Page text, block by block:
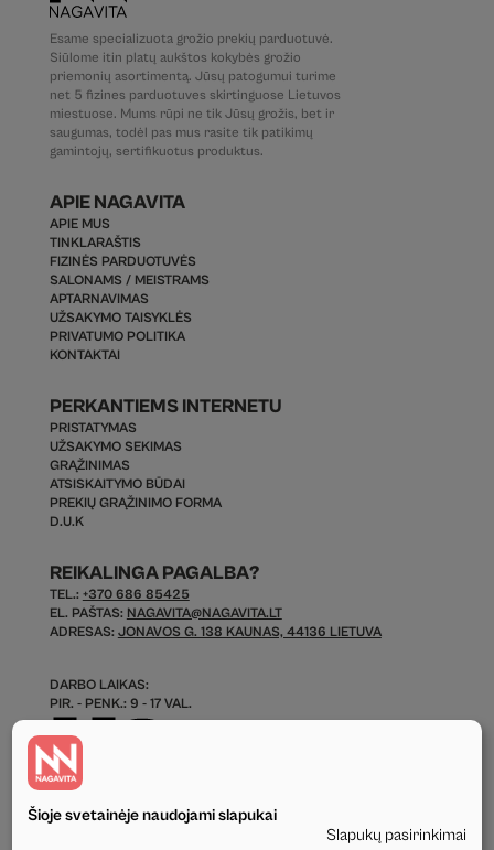
Esame specializuota grožio prekių parduotuvė.
Siūlome itin platų aukštos kokybės grožio
priemonių asortimentą. Jūsų patogumui turime
net 5 fizines parduotuves skirtinguose Lietuvos
miestuose. Mums rūpi ne tik Jūsų grožis, bet ir
saugumas, todėl pas mus rasite tik patikimų
gamintojų, sertifikuotus produktus.
APIE NAGAVITA
APIE MUS
TINKLARAŠTIS
FIZINĖS PARDUOTUVĖS
SALONAMS / MEISTRAMS
APTARNAVIMAS
UŽSAKYMO TAISYKLĖS
PRIVATUMO POLITIKA
KONTAKTAI
PERKANTIEMS INTERNETU
PRISTATYMAS
UŽSAKYMO SEKIMAS
GRĄŽINIMAS
ATSISKAITYMO BŪDAI
PREKIŲ GRĄŽINIMO FORMA
D.U.K
REIKALINGA PAGALBA?
TEL.: +370 686 85425
EL. PAŠTAS: NAGAVITA@NAGAVITA.LT
ADRESAS: JONAVOS G. 138 KAUNAS, 44136 LIETUVA
DARBO LAIKAS:
PIR. - PENK.: 9 - 17 VAL.
Šioje svetainėje naudojami slapukai
Slapukų pasirinkimai